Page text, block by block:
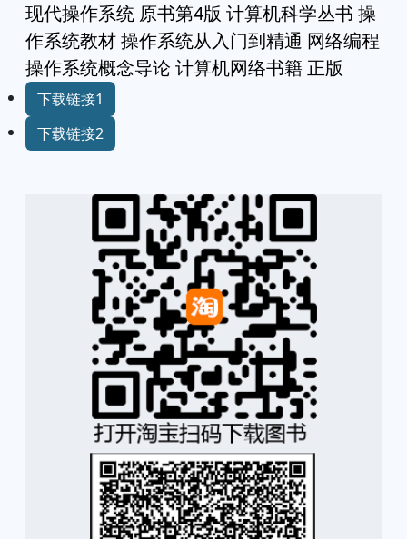
现代操作系统 原书第4版 计算机科学丛书 操
作系统教材 操作系统从入门到精通 网络编程
操作系统概念导论 计算机网络书籍 正版
下载链接1
下载链接2